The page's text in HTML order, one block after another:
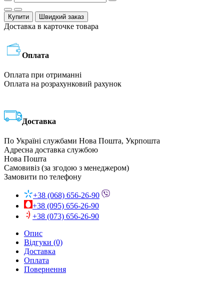
Купити Швидкий заказ
Доставка в карточке товара
Оплата
Оплата при отриманні
Оплата на розрахунковий рахунок
Доставка
По Україні службами Нова Пошта, Укрпошта
Адресна доставка службою
Нова Пошта
Самовивіз (за згодою з менеджером)
Замовити по телефону
+38 (068) 656-26-90
+38 (095) 656-26-90
+38 (073) 656-26-90
Опис
Відгуки (0)
Доставка
Оплата
Повернення